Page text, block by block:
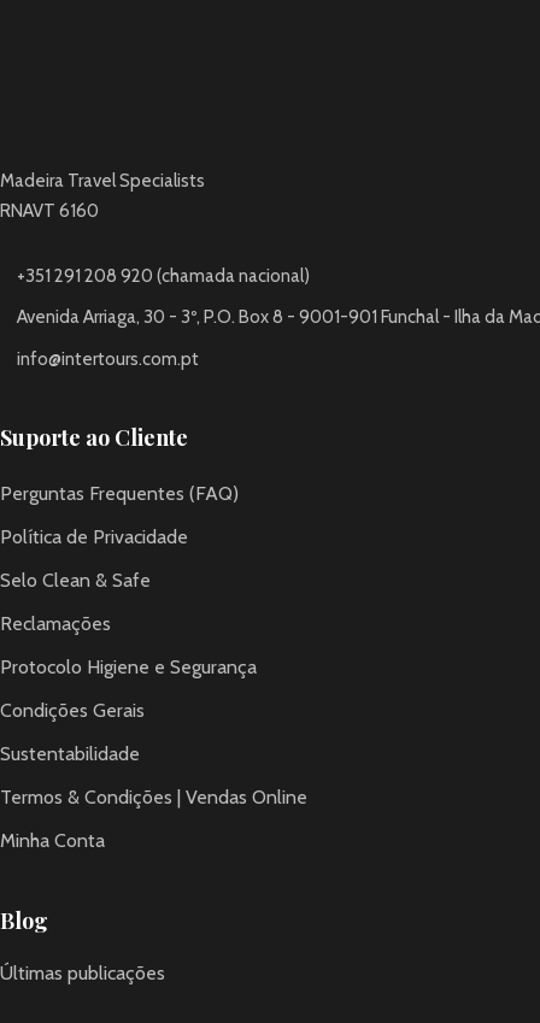
Madeira Travel Specialists
RNAVT 6160
+351 291 208 920 (chamada nacional)
Avenida Arriaga, 30 - 3º, P.O. Box 8 - 9001-901 Funchal - Ilha da
info@intertours.com.pt
Suporte ao Cliente
Perguntas Frequentes (FAQ)
Política de Privacidade
Selo Clean & Safe
Reclamações
Protocolo Higiene e Segurança
Condições Gerais
Sustentabilidade
Termos & Condições | Vendas Online
Minha Conta
Blog
Últimas publicações